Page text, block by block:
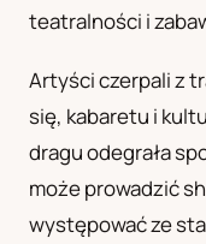
teatralności i
Artyści czerpali z
się, kabaretu i
dragu odegrała
może prowadzić
występować ze